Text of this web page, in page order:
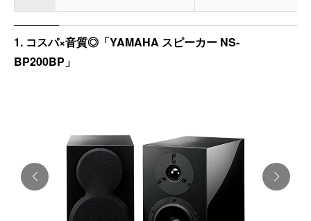
1. コスパ×音質◎「YAMAHA スピーカー NS-
BP200BP」